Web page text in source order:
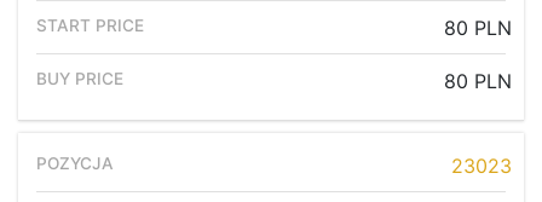
80 PLN
80 PLN
23023